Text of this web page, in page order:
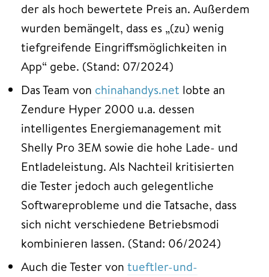
der als hoch bewertete Preis an. Außerdem
wurden bemängelt, dass es „(zu) wenig
tiefgreifende Eingriffsmöglichkeiten in
App“ gebe. (Stand: 07/2024)
Das Team von chinahandys.net lobte an
Zendure Hyper 2000 u.a. dessen
intelligentes Energiemanagement mit
Shelly Pro 3EM sowie die hohe Lade- und
Entladeleistung. Als Nachteil kritisierten
die Tester jedoch auch gelegentliche
Softwareprobleme und die Tatsache, dass
sich nicht verschiedene Betriebsmodi
kombinieren lassen. (Stand: 06/2024)
Auch die Tester von tueftler-und-